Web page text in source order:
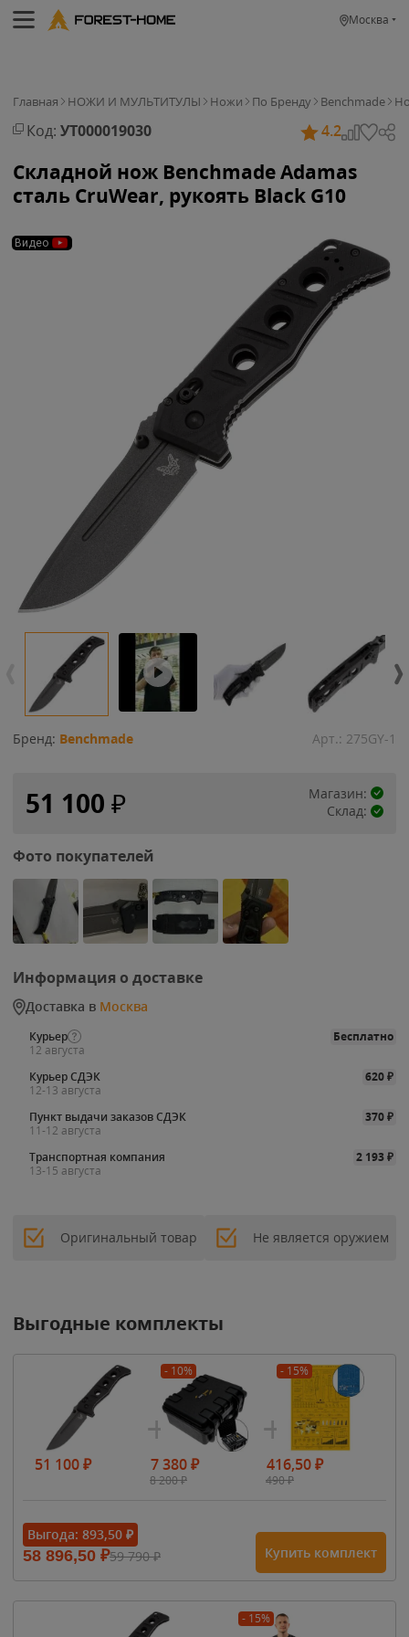
Москва
Главная НОЖИ И МУЛЬТИТУЛЫ Ножи По Бренду Benchmade
Код: УТ000019030 4.2
Складной нож Benchmade Adamas
сталь CruWear, рукоять Black G10
Видео
Бренд: Benchmade Арт.: 275GY-1
51 100 ₽
Магазин:
Склад:
Фото покупателей
Информация о доставке
Доставка в Москва
Курьер
Бесплатно
12 августа
Курьер СДЭК
620₽
12-13 августа
Пункт выдачи заказов СДЭК
370₽
11-12 августа
Транспортная компания
2 193₽
13-15 августа
Оригинальный товар Не является оружием
Выгодные комплекты
51 100₽
- 10%
7 380₽
8 200₽
- 15%
416,50₽
490₽
Выгода: 893,50 ₽
58 896,50 ₽59 790₽ Купить комплект
- 15%